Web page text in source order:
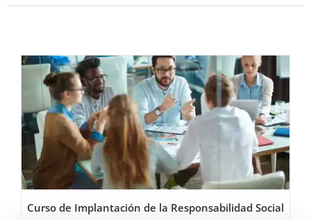
Curso de Implantación de la Responsabilidad Social